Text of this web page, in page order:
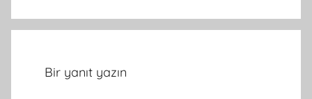
Bir yanıt yazın